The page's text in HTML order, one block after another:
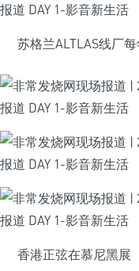
苏格兰ALTLAS线厂
香港正弦在慕尼黑展